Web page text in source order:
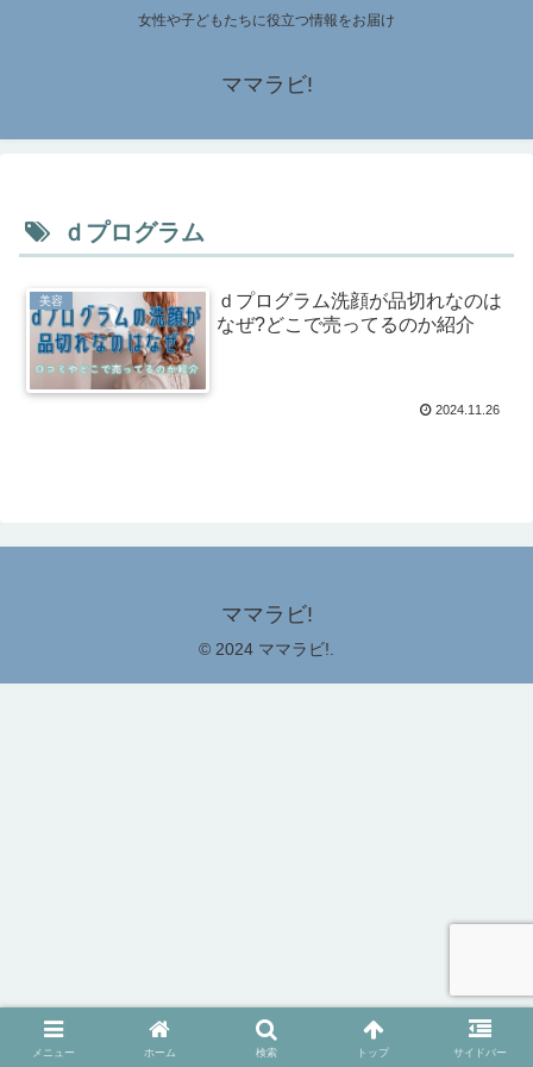
女性や子どもたちに役立つ情報をお届け
ママラビ!
ｄプログラム
美容
ｄプログラム洗顔が品切れなのは
なぜ?どこで売ってるのか紹介
2024.11.26
ママラビ!
© 2024 ママラビ!.
メニュー ホーム 検索 トップ サイドバー